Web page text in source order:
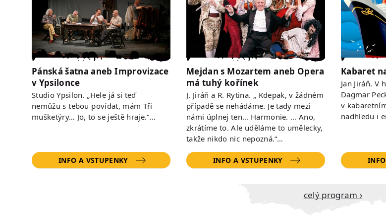
Pánská šatna aneb Improvizace
v Ypsilonce
Studio Ypsilon. „Hele já si teď
nemůžu s tebou povídat, mám Tři
mušketýry… Jo, to se ještě hraje.“…
INFO A VSTUPENKY
Mejdan s Mozartem aneb Opera
má tuhý kořínek
J. Jiráň a R. Rytina. „ Kdepak, v žádném
případě se nehádáme. Je tady mezi
námi úplnej ten… Harmonie. … Ano,
zkrátíme to. Ale uděláme to umělecky,
takže nikdo nic nepozná.“…
INFO A VSTUPENKY
Kabaret
Jan Jiráň. V
Dagmar
v
nadhledu i
Celý program ›